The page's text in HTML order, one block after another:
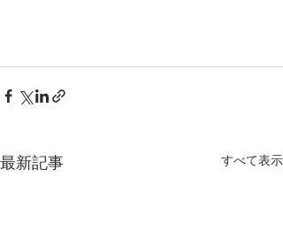
最新記事 すべて表示